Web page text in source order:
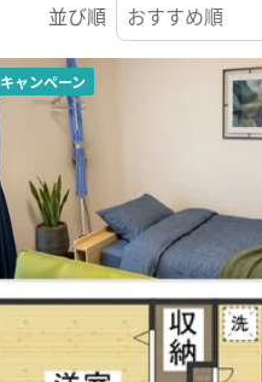
並び順
キャンペーン